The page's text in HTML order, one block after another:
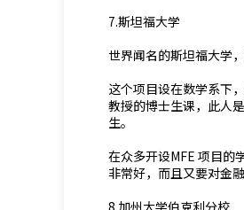
7.斯坦福大学
世界闻名的斯坦福大学
这个项目设在数学系下
教授的博士生课，此人
生。
在众多开设MFE 项目的
非常好，而且又要对金
8.加州大学伯克利分校